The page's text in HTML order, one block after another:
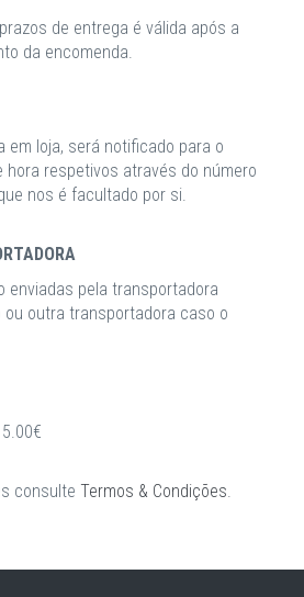
de entrega é válida após a
da encomenda.
em loja, será notificado para o
hora respetivos através do número
nos é facultado por si.
enviadas pela transportadora
ou outra transportadora caso o
consulte Termos & Condições.